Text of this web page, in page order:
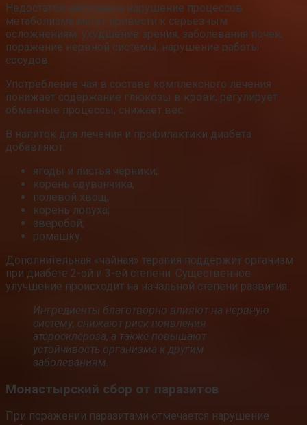
Недостаток инсулина и нарушение процессов
метаболизма могут привести к серьезным
осложнениям: ухудшение зрения, заболевания почек,
поражение нервной системы, нарушение работы
сосудов.
Употребление чая в составе комплексного лечения
понижает содержание глюкозы в крови, регулирует
обменные процессы, снижает вес.
В напиток для лечения и профилактики диабета
добавляют:
ягоды и листья черники;
корень одуванчика;
полевой хвощ;
корень лопуха;
зверобой;
ромашку.
Дополнительная «чайная» терапия поддержит организм
при диабете 2-ой и 3-ей степени. Существенное
улучшение происходит на начальной степени развития.
Ингредиенты благотворно влияют на нервную
систему, снижают риск появления
атеросклероза, а также повышают
устойчивость организма к другим
заболеваниям.
Монастырский сбор от паразитов
При поражении паразитами отмечается нарушение